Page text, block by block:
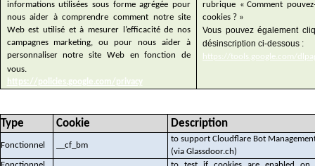
11 UTILISATION DES
La présente Déclaration relative à l’utilisation des cookies vise à
expliquer comment ANTAES utilise les cookies et les
Webwww.antaes.ch(« site Web »). Elle vise à expliquer ce
ces technologies, pourquoi nous les utilisons, et quels sont vos
en matière de contrôle sur l’utilisation que nous en faisons.